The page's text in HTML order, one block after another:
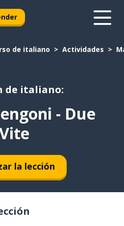
de italiano Actividades
de italiano:
- Due
la lección